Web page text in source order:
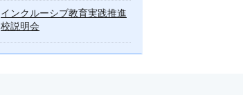
インクルーシブ教育実践推進
校説明会